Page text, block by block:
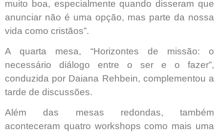
muito boa, especialmente quando disseram que
anunciar não é uma opção, mas parte da nossa
vida como cristãos”.
A quarta mesa, “Horizontes de missão: o
necessário diálogo entre o ser e o fazer”,
conduzida por Daiana Rehbein, complementou a
tarde de discussões.
Além das mesas redondas, também
aconteceram quatro workshops como mais uma